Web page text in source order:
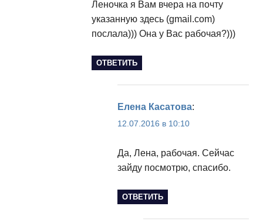
Леночка я Вам вчера на почту
указанную здесь (gmail.com)
послала))) Она у Вас рабочая?)))
ОТВЕТИТЬ
Елена Касатова:
12.07.2016 в 10:10
Да, Лена, рабочая. Сейчас
зайду посмотрю, спасибо.
ОТВЕТИТЬ